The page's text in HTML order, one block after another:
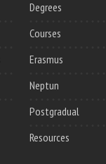
Degrees
Courses
Erasmus
Neptun
Postgradual
Resources